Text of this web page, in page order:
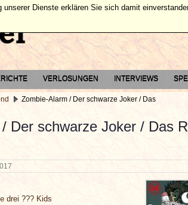
VERLOSUNGEN INTERVIEWS
Zombie-Alarm / Der schwarze Joker / Das
Der schwarze Joker / Das
drei ??? Kids
Dienste erklären Sie sich damit